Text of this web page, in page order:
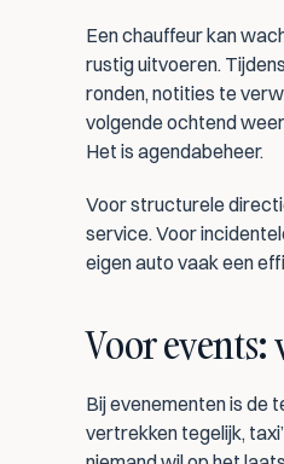
Een chauffeur kan
rustig uitvoeren.
ronden, notities te
volgende ochtend
Het is agendabeheer.
Voor structurele
service. Voor
eigen auto vaak een
Voor
Bij evenementen is de
vertrekken tegelijk,